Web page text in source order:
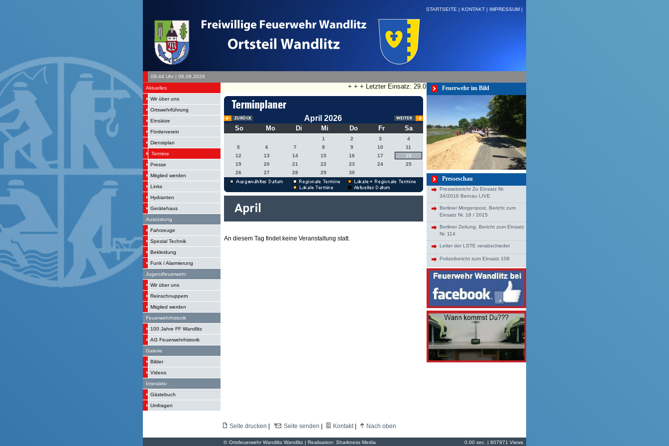
STARTSEITE | KONTAKT | IMPRESSUM |
09:44 Uhr | 06.08.2026
Aktuelles
Wir über uns
Ortswehrführung
Einsätze
Förderverein
Dienstplan
Termine
Presse
Mitglied werden
Links
Hydranten
Gerätehaus
Ausrüstung
Fahrzeuge
Spezial Technik
Bekleidung
Funk / Alarmierung
Jugendfeuerwehr
Wir über uns
Reinschnuppern
Mitglied werden
Feuerwehrhistorik
100 Jahre FF Wandlitz
AG Feuerwehrhistorik
Galerie
Bilder
Videos
Interaktiv
Gästebuch
Umfragen
+ + + Letzter Einsatz: 29.07.2026 H:VU Klemm, Stolzenhagen + + +
April 2026
So Mo Di Mi Do Fr Sa
1 2 3
4
5
6 7 8 9 10
11
12
13 14 15 16 17
18
19
20 21 22 23 24
25
26
27 28 29 30
An diesem Tag findet keine Veranstaltung statt.
Feuerwehr im Bild
Presseschau
Pressebericht Zu Einsatz Nr.
34/2016 Bernau LIVE
Berliner Morgenpost, Bericht zum
Einsatz Nr. 18 / 2015
Berliner Zeitung, Bericht zum Einsatz
Nr. 114
Leiter der LSTE verabschiedet
Polizeibericht zum Einsatz 108
Seite drucken Seite senden Kontakt| Nach oben
© Ortsfeuerwehr Wandlitz Wandlitz | Realisation: Sharkness Media 0.00 sec. | 807971 Views